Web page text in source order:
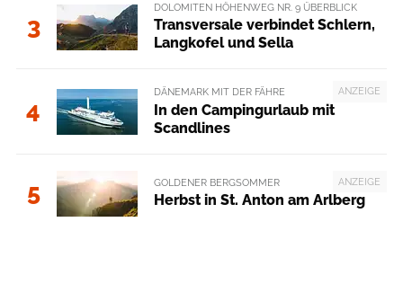
3
DOLOMITEN HÖHENWEG NR. 9 ÜBERBLICK
Transversale verbindet Schlern,
Langkofel und Sella
4
ANZEIGE
DÄNEMARK MIT DER FÄHRE
In den Campingurlaub mit
Scandlines
5 ANZEIGE
GOLDENER BERGSOMMER
Herbst in St. Anton am Arlberg